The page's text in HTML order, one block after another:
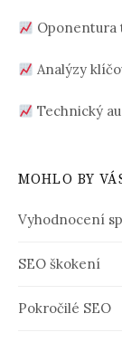
Oponentura
Analýzy
Technický
MOHLO BY
Vyhodnocení
SEO škokení
Pokročilé SEO